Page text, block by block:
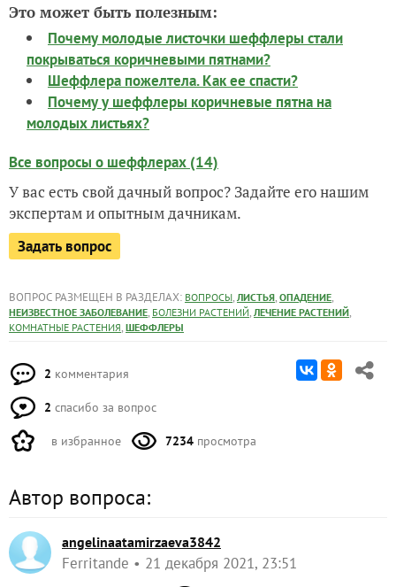
Это может быть полезным:
Почему молодые листочки шеффлеры стали
покрываться коричневыми пятнами?
Шеффлера пожелтела. Как ее спасти?
Почему у шеффлеры коричневые пятна на
молодых листьях?
Все вопросы о шеффлерах (14)
У вас есть свой дачный вопрос? Задайте его нашим
экспертам и опытным дачникам.
Задать вопрос
ВОПРОС РАЗМЕЩЕН В РАЗДЕЛАХ: ВОПРОСЫ, ЛИСТЬЯ, ОПАДЕНИЕ,
НЕИЗВЕСТНОЕ ЗАБОЛЕВАНИЕ, БОЛЕЗНИ РАСТЕНИЙ, ЛЕЧЕНИЕ РАСТЕНИЙ,
КОМНАТНЫЕ РАСТЕНИЯ, ШЕФФЛЕРЫ
2 комментария
2 спасибо за вопрос
в избранное 7234 просмотра
Автор вопроса:
angelinaatamirzaeva3842
Ferritande 21 декабря 2021, 23:51